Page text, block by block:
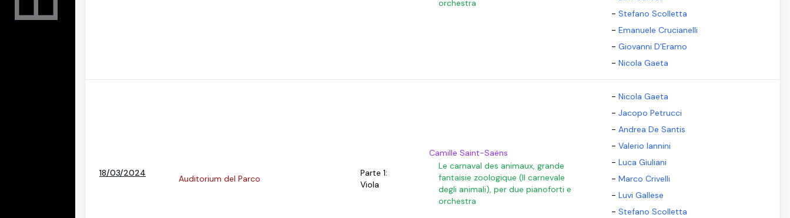
orchestra
- Stefano Scolletta
- Emanuele Crucianelli
- Giovanni D'Eramo
- Nicola Gaeta
18/03/2024
Auditorium del Parco
Parte 1:
Viola
Camille Saint-Saëns
Le carnaval des animaux, grande
fantaisie zoologique (Il carnevale
degli animali), per due pianoforti e
orchestra
- Nicola Gaeta
- Jacopo Petrucci
- Andrea De Santis
- Valerio Iannini
- Luca Giuliani
- Marco Crivelli
- Luvi Gallese
- Stefano Scolletta